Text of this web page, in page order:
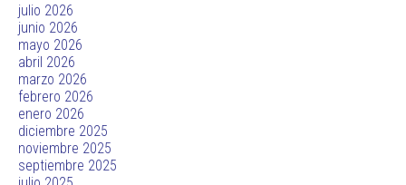
julio 2026
junio 2026
mayo 2026
abril 2026
marzo 2026
febrero 2026
enero 2026
diciembre 2025
noviembre 2025
septiembre 2025